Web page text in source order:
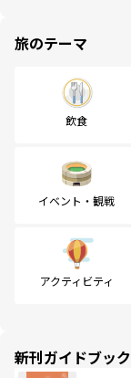
旅のテーマ
飲食
イベント・観戦
アクティビティ
新刊ガイドブック